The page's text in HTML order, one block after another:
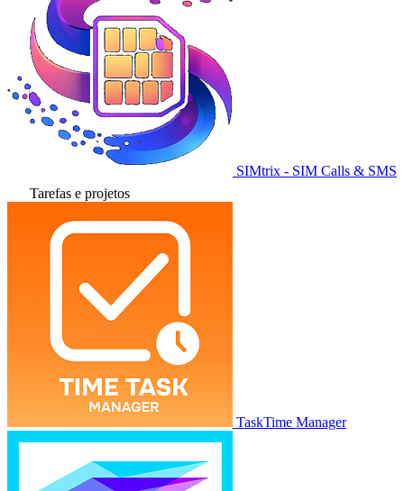
SIMtrix - SIM Calls & SMS
Tarefas e projetos
TaskTime Manager